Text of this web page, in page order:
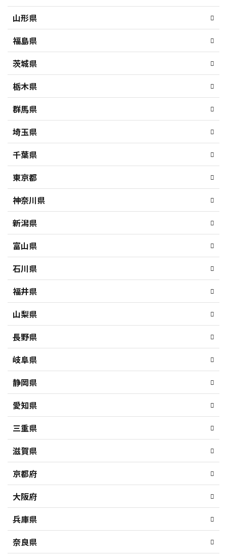
山形県
福島県
茨城県
栃木県
群馬県
埼玉県
千葉県
東京都
神奈川県
新潟県
富山県
石川県
福井県
山梨県
長野県
岐阜県
静岡県
愛知県
三重県
滋賀県
京都府
大阪府
兵庫県
奈良県